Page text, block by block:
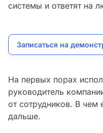
системы и ответят на
Записаться на
На первых порах
руководитель
от сотрудников. В чем
дальше.